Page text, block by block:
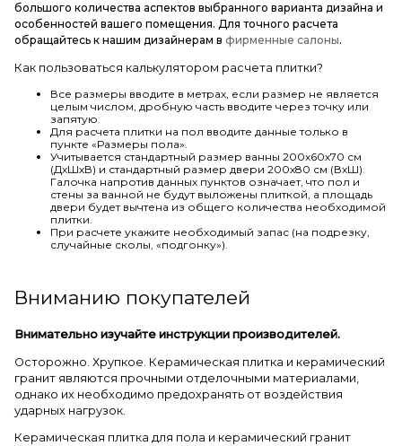
большого количества аспектов выбранного варианта дизайна и
особенностей вашего помещения. Для точного расчета
обращайтесь к нашим дизайнерам в фирменные салоны.
Как пользоваться калькулятором расчета плитки?
Все размеры вводите в метрах, если размер не является
целым числом, дробную часть вводите через точку или
запятую.
Для расчета плитки на пол вводите данные только в
пункте «Размеры пола».
Учитывается стандартный размер ванны 200х60х70 см
(ДхШхВ) и стандартный размер двери 200х80 см (ВхШ).
Галочка напротив данных пунктов означает, что пол и
стены за ванной не будут выложены плиткой, а площадь
двери будет вычтена из общего количества необходимой
плитки.
При расчете укажите необходимый запас (на подрезку,
случайные сколы, «подгонку»).
Вниманию покупателей
Внимательно изучайте инструкции производителей.
Осторожно. Хрупкое. Керамическая плитка и керамический
гранит являются прочными отделочными материалами,
однако их необходимо предохранять от воздействия
ударных нагрузок.
Керамическая плитка для пола и керамический гранит